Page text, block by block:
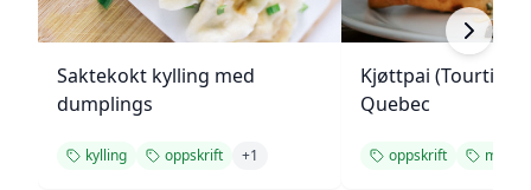
Saktekokt kylling med
dumplings
kylling oppskrift +1
Kjøttpai
Quebec
oppskrift